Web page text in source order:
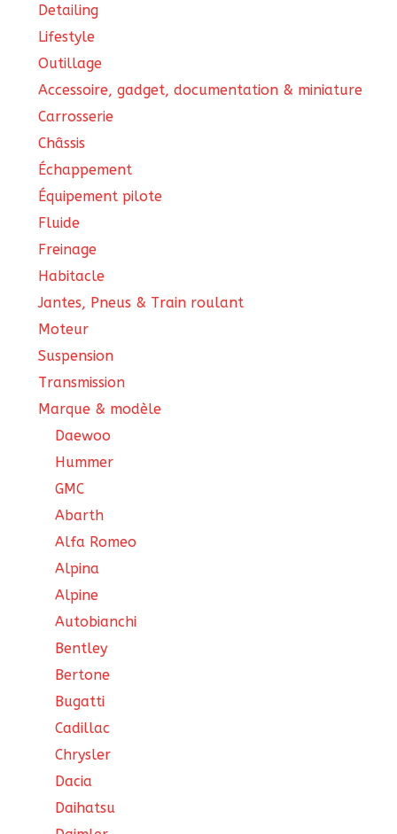
Detailing
Lifestyle
Outillage
Accessoire, gadget, documentation & miniature
Carrosserie
Châssis
Échappement
Équipement pilote
Fluide
Freinage
Habitacle
Jantes, Pneus & Train roulant
Moteur
Suspension
Transmission
Marque & modèle
Daewoo
Hummer
GMC
Abarth
Alfa Romeo
Alpina
Alpine
Autobianchi
Bentley
Bertone
Bugatti
Cadillac
Chrysler
Dacia
Daihatsu